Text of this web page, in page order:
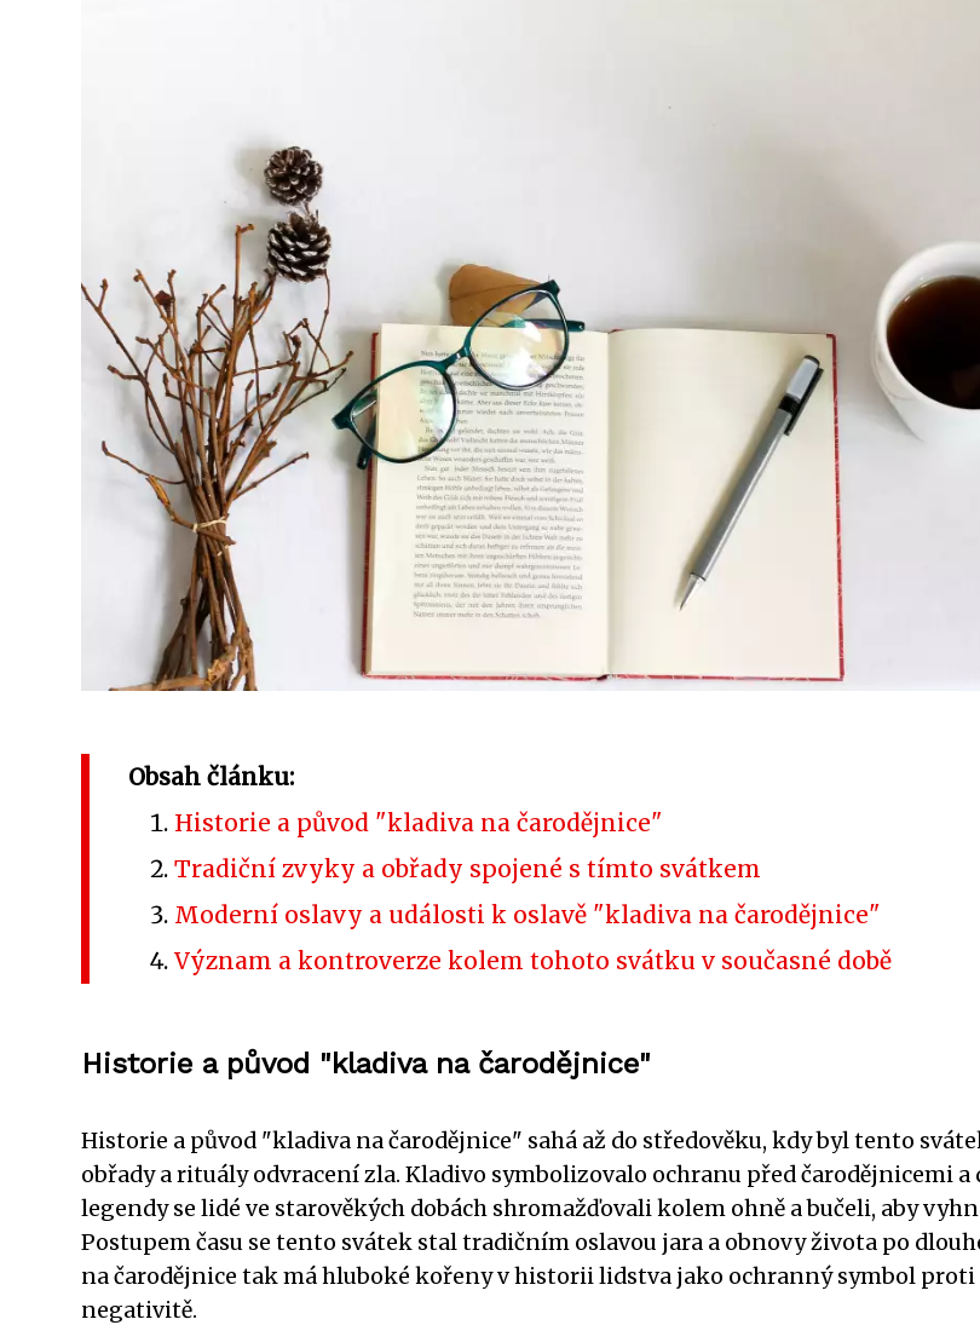
Obsah článku:
Historie a původ "kladiva na čarodějnice"
Tradiční zvyky a obřady spojené s tímto svátkem
Moderní oslavy a události k oslavě "kladiva na čarodějnice"
Význam a kontroverze kolem tohoto svátku v současné době
Historie a původ "kladiva na čarodějnice"
Historie a původ "kladiva na čarodějnice" sahá až do středověku, kdy byl tento
obřady a rituály odvracení zla. Kladivo symbolizovalo ochranu před čarodějnicemi a
legendy se lidé ve starověkých dobách shromažďovali kolem ohně a bučeli, aby
Postupem času se tento svátek stal tradičním oslavou jara a obnovy života po
na čarodějnice tak má hluboké kořeny v historii lidstva jako ochranný symbol
negativitě.